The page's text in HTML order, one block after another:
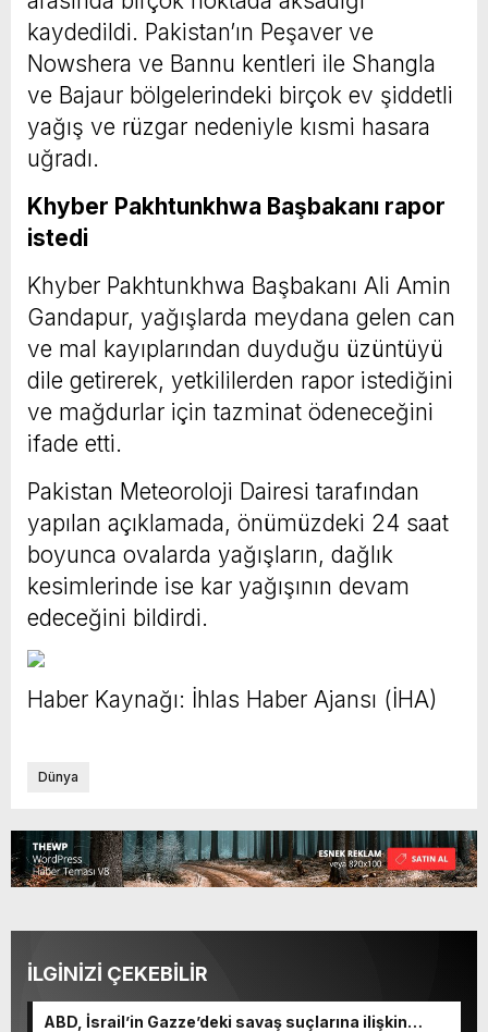
kaydedildi. Pakistan’ın Peşaver ve
Nowshera ve Bannu kentleri ile Shangla
ve Bajaur bölgelerindeki birçok ev şiddetli
yağış ve rüzgar nedeniyle kısmi hasara
uğradı.
Khyber Pakhtunkhwa Başbakanı rapor
istedi
Khyber Pakhtunkhwa Başbakanı Ali Amin
Gandapur, yağışlarda meydana gelen can
ve mal kayıplarından duyduğu üzüntüyü
dile getirerek, yetkililerden rapor istediğini
ve mağdurlar için tazminat ödeneceğini
ifade etti.
Pakistan Meteoroloji Dairesi tarafından
yapılan açıklamada, önümüzdeki 24 saat
boyunca ovalarda yağışların, dağlık
kesimlerinde ise kar yağışının devam
edeceğini bildirdi.
Haber Kaynağı: İhlas Haber Ajansı (İHA)
Dünya
İLGİNİZİ ÇEKEBİLİR
ABD, İsrail’in Gazze’deki savaş suçlarına ilişkin